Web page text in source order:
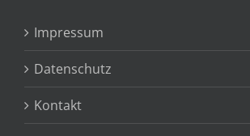
Impressum
Datenschutz
Kontakt